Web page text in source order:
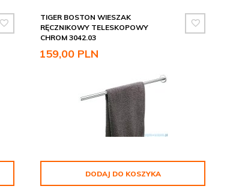
TIGER BOSTON WIESZAK
RĘCZNIKOWY TELESKOPOWY
CHROM 3042.03
159,00 PLN
DODAJ DO KOSZYKA